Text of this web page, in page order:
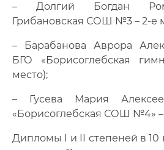
– Долгий Богдан
Грибановская СОШ №3 – 2-е
– Барабанова Аврора
БГО «Борисоглебская
место);
– Гусева Мария
«Борисоглебская СОШ №4» –
Дипломы I и II степеней в 10